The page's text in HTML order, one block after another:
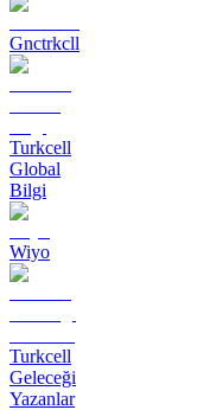
Gnctrkcll
Turkcell
Global
Bilgi
Wiyo
Turkcell
Geleceği
Yazanlar